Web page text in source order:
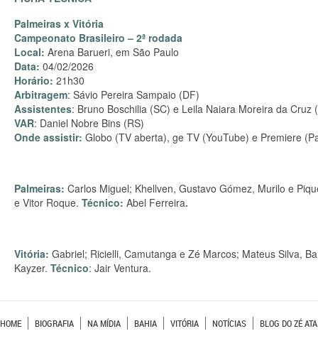
Palmeiras x Vitória
Campeonato Brasileiro – 2ª rodada
Local: Arena Barueri, em São Paulo
Data: 04/02/2026
Horário: 21h30
Arbitragem: Sávio Pereira Sampaio (DF)
Assistentes: Bruno Boschilia (SC) e Leila Naiara Moreira da Cruz
VAR: Daniel Nobre Bins (RS)
Onde assistir: Globo (TV aberta), ge TV (YouTube) e Premiere
Palmeiras: Carlos Miguel; Khellven, Gustavo Gómez, Murilo e
e Vitor Roque. Técnico: Abel Ferreira.
Vitória: Gabriel; Ricielli, Camutanga e Zé Marcos; Mateus Silva,
Kayzer. Técnico: Jair Ventura.
HOME BIOGRAFIA NA MÍDIA BAHIA VITÓRIA NOTÍCIAS BLOG DO ZÉ